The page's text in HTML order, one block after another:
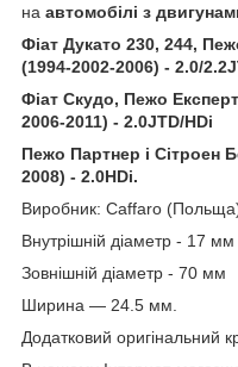
на автомобілі з
Фіат Дукато 230, 244,
(1994-2002-2006) - 2.0/
Фіат Скудо, Пежо
2006-2011) - 2.0JTD/HDi
Пежо Партнер і Сітроен
2008) - 2.0HDi.
Виробник: Caffaro
Внутрішній діаметр - 17 мм
Зовнішній діаметр - 70 мм
Ширина — 24.5 мм.
Додатковий оригінальний